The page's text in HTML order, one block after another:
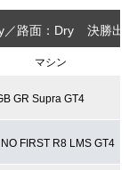
路面：Dry 決勝出
マシン
GR Supra GT4
FIRST R8 LMS GT4